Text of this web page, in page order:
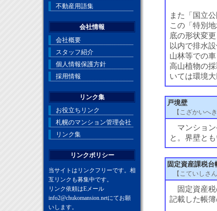
また「国立
この「特別
底の形状変
以内で排水
山林等での
高山植物の
いては環境
戸境壁
【こざかいへ
マンション
と。界壁と
固定資産課税台
【こていしさ
固定資産税
記載した帳
不動産用語集
会社情報
会社概要
スタッフ紹介
個人情報保護方針
採用情報
リンク集
お役立ちリンク
札幌のマンション管理会社
リンク集
リンクポリシー
当サイトはリンクフリーです。相
互リンクも募集中です。
リンク依頼はEメール
info2@chukomansion.netにてお願
いします。